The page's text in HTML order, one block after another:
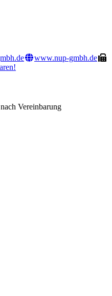
www.nup-gmbh.de
Vereinbarung